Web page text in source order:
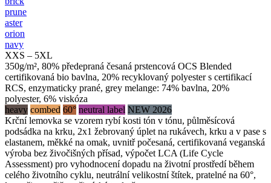
prune
aster
orion
navy
XXS – 5XL
350g/m², 80% předepraná česaná prstencová OCS Blended
certifikovaná bio bavlna, 20% recyklovaný polyester s certifikací
RCS, enzymaticky prané, grey melange: 74% bavlna, 20%
polyester, 6% viskóza
heavy combed 60° neutral label NEW 2026
Krční lemovka se vzorem rybí kosti tón v tónu, půlměsícová
podsádka na krku, 2x1 žebrovaný úplet na rukávech, krku a v pase s
elastanem, měkké na omak, uvnitř počesaná, certifikovaná veganská
výroba bez živočišných přísad, výpočet LCA (Life Cycle
Assessment) pro vyhodnocení dopadu na životní prostředí během
celého životního cyklu, neutrální velikostní štítek, pratelné na 60°,